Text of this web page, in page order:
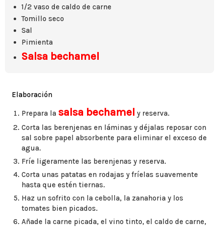
1/2 vaso de caldo de carne
Tomillo seco
Sal
Pimienta
Salsa bechamel
Elaboración
Prepara la salsa bechamel y reserva.
Corta las berenjenas en láminas y déjalas reposar con
sal sobre papel absorbente para eliminar el exceso de
agua.
Fríe ligeramente las berenjenas y reserva.
Corta unas patatas en rodajas y fríelas suavemente
hasta que estén tiernas.
Haz un sofrito con la cebolla, la zanahoria y los
tomates bien picados.
Añade la carne picada, el vino tinto, el caldo de carne,